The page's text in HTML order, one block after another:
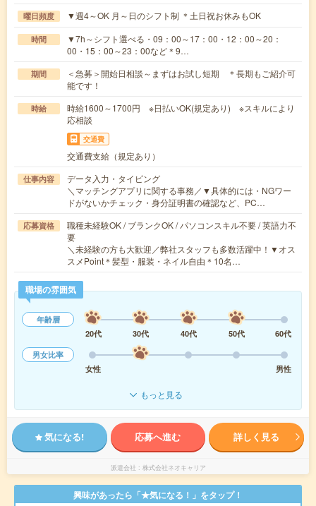
曜日頻度 ▼週4～OK 月～日のシフト制 ＊土日祝お休みもOK
時間
▼7h～シフト選べる・09：00～17：00・12：00～20：
00・15：00～23：00など＊9…
期間
＜急募＞開始日相談～まずはお試し短期 ＊長期もご紹介可
能です！
時給
時給1600～1700円 ※日払いOK(規定あり) ※スキルにより
応相談
交通費
交通費支給（規定あり）
仕事内容
データ入力・タイピング
＼マッチングアプリに関する事務／▼具体的には・NGワー
ドがないかチェック・身分証明書の確認など、PC…
応募資格
職種未経験OK / ブランクOK / パソコンスキル不要 / 英語力不
要
＼未経験の方も大歓迎／弊社スタッフも多数活躍中！▼オス
スメPoint＊髪型・服装・ネイル自由＊10名…
職場の雰囲気
年齢層
20代
30代 40代 50代
60代
男女比率
女性
男性
もっと見る
気になる! 応募へ進む 詳しく見る
派遣会社 株式会社ネオキャリア
興味があったら「★気になる！」をタップ！